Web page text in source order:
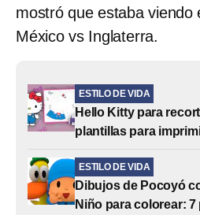
mostró que estaba viendo
México vs Inglaterra.
ESTILO DE VIDA
Hello Kitty para
plantillas para
ESTILO DE VIDA
Dibujos de Pocoyó
Niño para colorear: